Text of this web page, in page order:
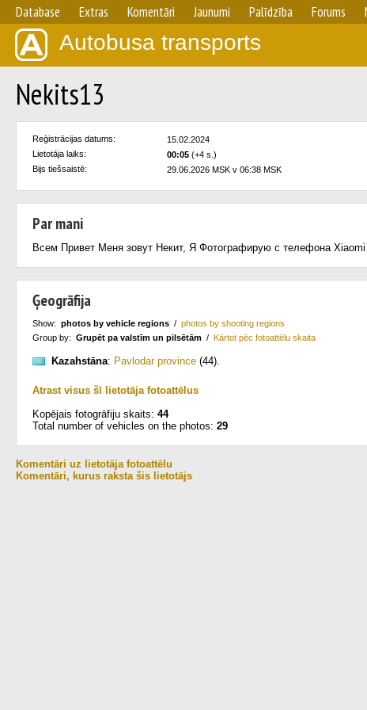
Database Extras Komentāri Jaunumi Palīdzība Forums
Autobusa transports
Nekits13
Reģistrācijas datums:
15.02.2024
Lietotāja laiks:
00:05 (+4 s.)
Bijs tiešsaistē:
29.06.2026 MSK v 06:38 MSK
Par mani
Всем Привет Меня зовут Некит, Я Фотографирую с телефона
Ģeogrāfija
Show: photos by vehicle regions / photos by shooting regions
Group by: Grupēt pa valstīm un pilsētām / Kārtot pēc fotoattēlu skaita
Kazahstāna: Pavlodar province (44).
Atrast visus šī lietotāja fotoattēlus
Kopējais fotogrāfiju skaits: 44
Total number of vehicles on the photos: 29
Komentāri uz lietotāja fotoattēlu
Komentāri, kurus raksta šis lietotājs